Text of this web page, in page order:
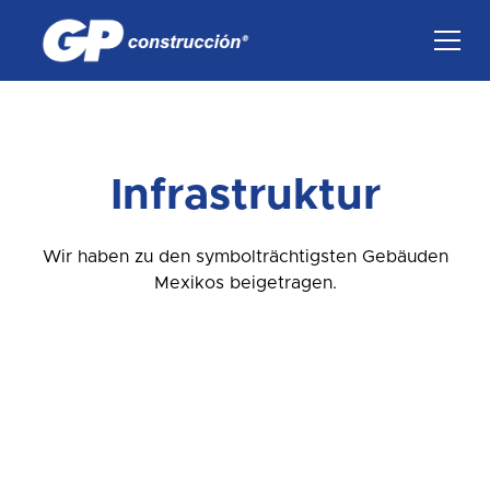
Infrastruktur
Wir haben zu den symbolträchtigsten Gebäuden
Mexikos beigetragen.